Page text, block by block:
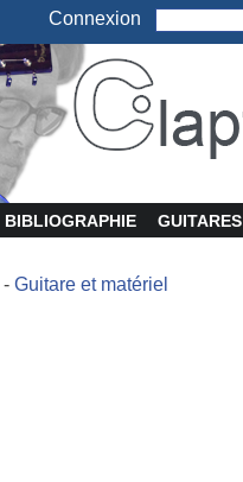
Connexion
BIBLIOGRAPHIE GUITARES
- Guitare et matériel